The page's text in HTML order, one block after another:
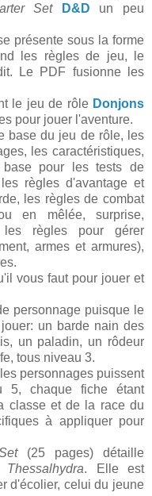
Set D&D un peu
présente sous la forme
les règles de jeu, le
Le PDF fusionne les
le jeu de rôle Donjons
pour jouer l'aventure.
base du jeu de rôle, les
les caractéristiques,
base pour les tests de
règles d'avantage et
les règles de combat
en mêlée, surprise,
les règles pour gérer
armes et armures),
vous faut pour jouer et
personnage puisque le
un barde nain des
un paladin, un rôdeur
tous niveau 3.
personnages puissent
5, chaque fiche étant
classe et de la race du
à appliquer pour
(25 pages) détaille
. Elle est
d'écolier, celui du jeune